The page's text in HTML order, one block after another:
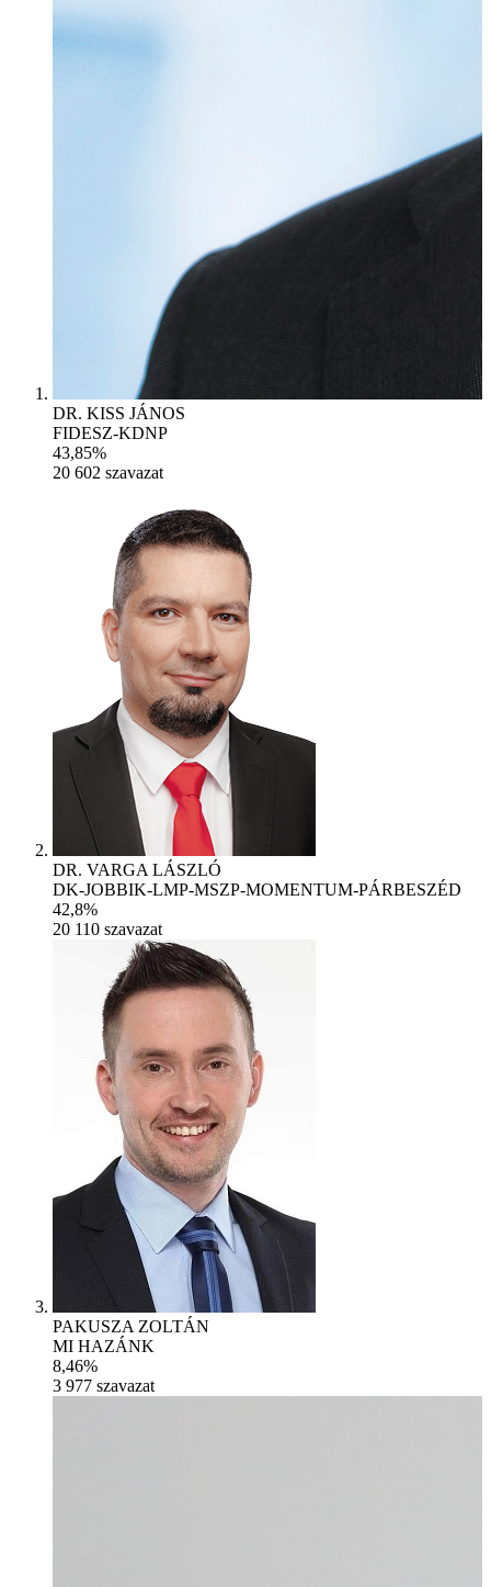
DR. KISS JÁNOS
FIDESZ-KDNP
43,85%
20 602 szavazat
DR. VARGA LÁSZLÓ
DK-JOBBIK-LMP-MSZP-MOMENTUM-PÁRBESZÉD
42,8%
20 110 szavazat
PAKUSZA ZOLTÁN
MI HAZÁNK
8,46%
3 977 szavazat